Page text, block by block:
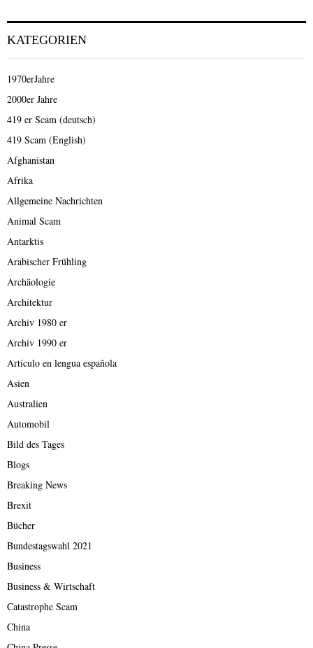
KATEGORIEN
1970erJahre
2000er Jahre
419 er Scam (deutsch)
419 Scam (English)
Afghanistan
Afrika
Allgemeine Nachrichten
Animal Scam
Antarktis
Arabischer Frühling
Archäologie
Architektur
Archiv 1980 er
Archiv 1990 er
Artículo en lengua española
Asien
Australien
Automobil
Bild des Tages
Blogs
Breaking News
Brexit
Bücher
Bundestagswahl 2021
Business
Business & Wirtschaft
Catastrophe Scam
China